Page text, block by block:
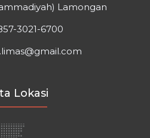
Lamongan
3021-6700
Lokasi